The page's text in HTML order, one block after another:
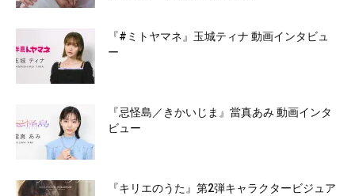
『#ミトヤマネ』玉城ティナ 動画インタビュ
ー
『忌怪島／きかいじま』當真あみ 動画インタ
ビュー
『キリエのうた』第2弾キャラクタービジュア